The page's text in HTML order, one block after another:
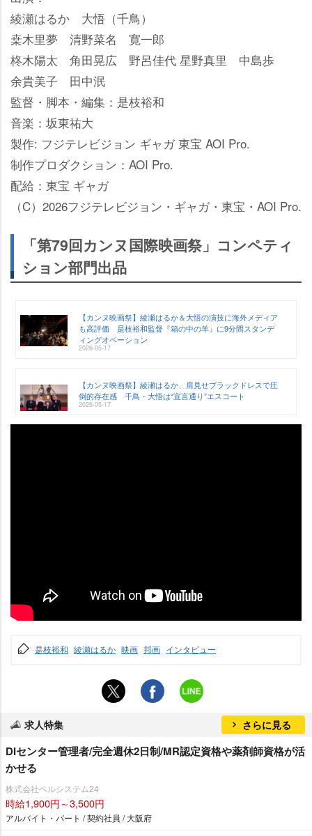
綾瀬はるか 大悟（千鳥）
桒木里夢 清野菜名 寛一郎
柊木陽太 角田晃広 野呂佳代 星野真里 中島歩
余貴美子 田中泯
監督・脚本・編集：是枝裕和
音楽：坂東祐大
製作: フジテレビジョン ギャガ 東宝 AOI Pro.
制作プロダクション：AOI Pro.
配給：東宝 ギャガ
（C）2026フジテレビジョン・ギャガ・東宝・AOI Pro.
「第79回カンヌ国際映画祭」コンペティ
ション部門出品
【カンヌ映画祭】綾瀬はるか＆大悟の演技に海外メディア
も高評価 是枝裕和監督『箱の中の羊』に9分間スタンデ
ィングオベーション
2026-05-17
【カンヌ映画祭】綾瀬はるか、肩見せブラックドレスで圧
倒的存在感 千鳥・大悟は“宣言通り”エスコート
2026-05-17
是枝裕和 綾瀬はるか 映画 邦画 インタビュー
求人特集 さらに見る
DIセンター管理者/完全週休2日制/MR認定資格や薬剤師資格が活
かせる
株式会社ベルシステム24
時給1,900円～3,500円
アルバイト・パート / 契約社員 / 大阪府